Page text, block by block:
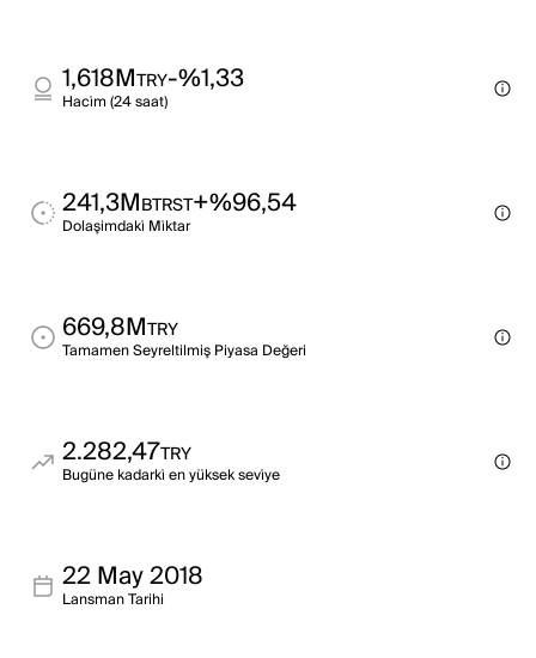
1,618MTRY-%1,33
Haci̇m (24 saat)
241,3MBTRST+%96,54
Dolaşimdaki̇ Mi̇ktar
669,8MTRY
Tamamen Seyreltilmiş Piyasa Değeri
2.282,47TRY
Bugüne kadarki̇ en yüksek sevi̇ye
22 May 2018
Lansman Tarihi